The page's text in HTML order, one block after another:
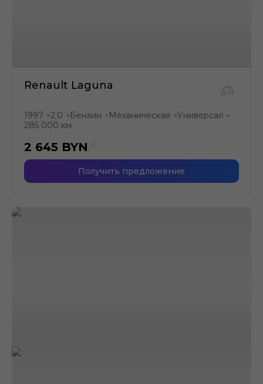
Renault Laguna
1997 ●2.0 ● Бензин ● Механическая ●Универсал ●
285 000 км
2 645 BYN
Получить предложение